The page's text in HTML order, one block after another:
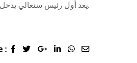
يعد أول رئيس سنغالي يدخل القصر الرئاسي بزوجتين.
: